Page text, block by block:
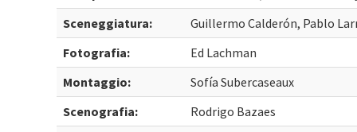
Sceneggiatura:
Guillermo Calderón, Pablo
Fotografia:
Ed Lachman
Montaggio:
Sofía Subercaseaux
Scenografia:
Rodrigo Bazaes